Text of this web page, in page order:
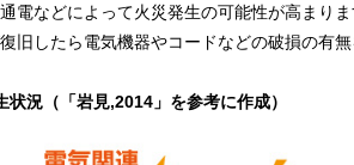
電などによって火災発生の可能性が高まり
旧したら電気機器やコードなどの破損の有
況（「岩見,2014」を参考に作成）